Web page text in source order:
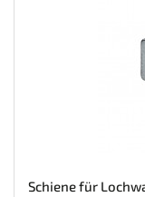
Schiene für